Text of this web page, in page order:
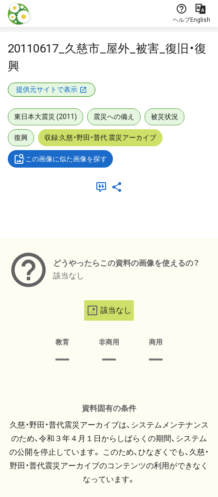
本文に飛ぶ
ヘルプEnglish
20110617_久慈市_屋外_被害_復旧・復
興
提供元サイトで表示
東日本大震災 (2011) 震災への備え 被災状況
復興 収録:久慈・野田・普代 震災アーカイブ
この画像に似た画像を探す
どうやったらこの資料の画像を使えるの？
該当なし
該当なし
教育 非商用 商用
資料固有の条件
久慈・野田・普代震災アーカイブは、システムメンテナンス
のため、令和３年４月１日からしばらくの期間、システム
の公開を停止しています。 このため、ひなぎくでも、久慈・
野田・普代震災アーカイブのコンテンツの利用ができなく
なっています。